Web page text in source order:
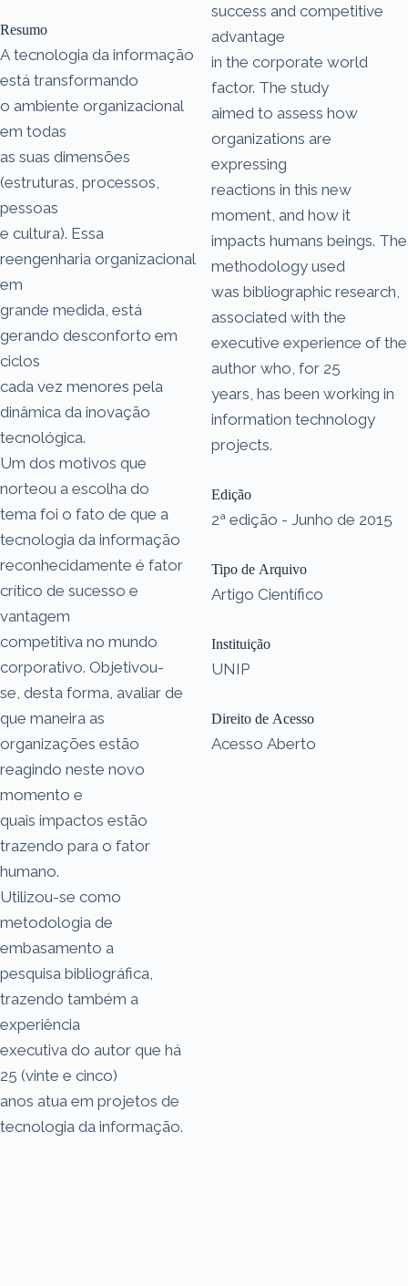
Resumo
A tecnologia da informação
está transformando
o ambiente organizacional
em todas
as suas dimensões
(estruturas, processos,
pessoas
e cultura). Essa
reengenharia organizacional
em
grande medida, está
gerando desconforto em
ciclos
cada vez menores pela
dinâmica da inovação
tecnológica.
Um dos motivos que
norteou a escolha do
tema foi o fato de que a
tecnologia da informação
reconhecidamente é fator
crítico de sucesso e
vantagem
competitiva no mundo
corporativo. Objetivou-
se, desta forma, avaliar de
que maneira as
organizações estão
reagindo neste novo
momento e
quais impactos estão
trazendo para o fator
humano.
Utilizou-se como
metodologia de
embasamento a
pesquisa bibliográfica,
trazendo também a
experiência
executiva do autor que há
25 (vinte e cinco)
anos atua em projetos de
tecnologia da informação.
success and competitive
advantage
in the corporate world
factor. The study
aimed to assess how
organizations are
expressing
reactions in this new
moment, and how it
impacts humans beings. The
methodology used
was bibliographic research,
associated with the
executive experience of the
author who, for 25
years, has been working in
information technology
projects.
Edição
2ª edição - Junho de 2015
Tipo de Arquivo
Artigo Científico
Instituição
UNIP
Direito de Acesso
Acesso Aberto